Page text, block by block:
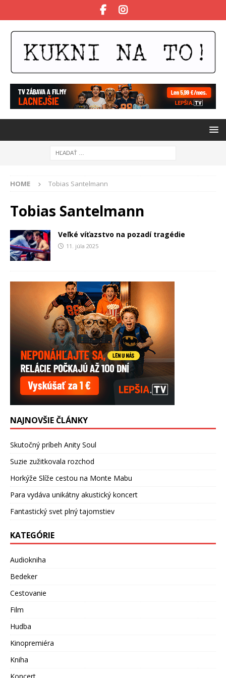
HOME Tobias Santelmann
Tobias Santelmann
Veľké víťazstvo na pozadí tragédie
11. júla 2025
NAJNOVŠIE ČLÁNKY
Skutočný príbeh Anity Soul
Suzie zužitkovala rozchod
Horkýže Slíže cestou na Monte Mabu
Para vydáva unikátny akustický koncert
Fantastický svet plný tajomstiev
KATEGÓRIE
Audiokniha
Bedeker
Cestovanie
Film
Hudba
Kinopremiéra
Kniha
Koncert